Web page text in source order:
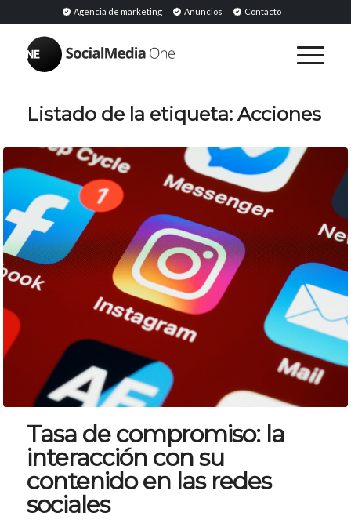
Agencia de marketing Anuncios Contacto
Listado de la etiqueta: Acciones
Tasa de compromiso: la
interacción con su
contenido en las redes
sociales